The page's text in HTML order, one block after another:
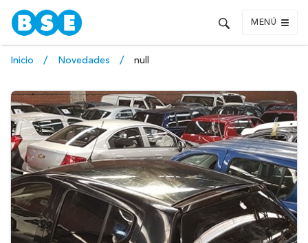
MENÚ
Inicio Novedades null